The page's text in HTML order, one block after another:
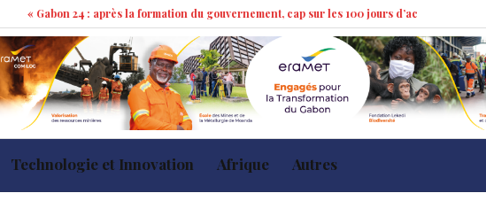
24 : après la formation du gouvernement, cap sur les 100 jours d’action » Marché
Technologie et Innovation Afrique Autres